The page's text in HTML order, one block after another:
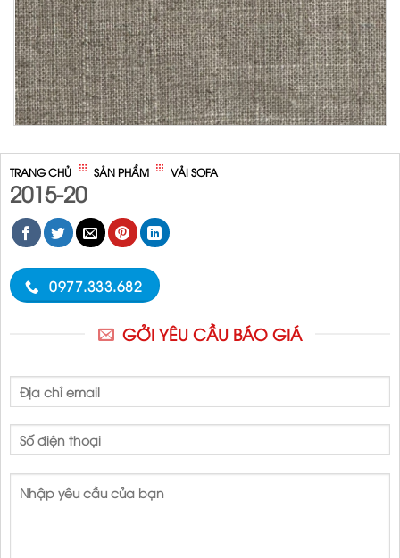
TRANG CHỦ / SẢN PHẨM / VẢI SOFA
2015-20
0977.333.682
GỞI YÊU CẦU BÁO GIÁ